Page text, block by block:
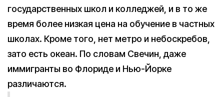
государственных школ и колледжей, и в то же
время более низкая цена на обучение в частных
школах. Кроме того, нет метро и небоскребов,
зато есть океан. По словам Свечин, даже
иммигранты во Флориде и Нью-Йорке
различаются.